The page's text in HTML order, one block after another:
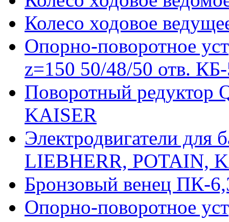
Колесо ходовое
Опорно-поворотное
z=150 50/48/50 отв.
Поворотный редуктор
KAISER
Электродвигатели для
LIEBHERR, POTAIN,
Бронзовый венец ПК-
Опорно-поворотное